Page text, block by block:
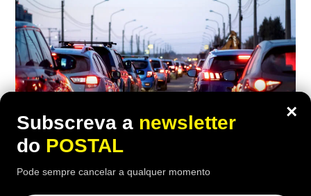
×
Subscreva a newsletter
do POSTAL
Pode sempre cancelar a qualquer momento